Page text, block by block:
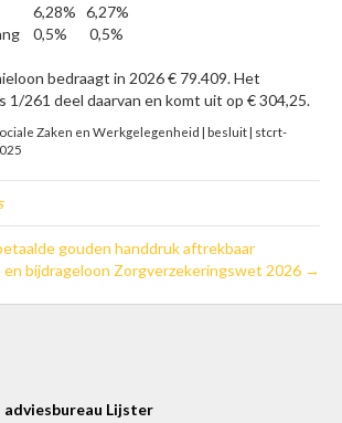
6,28% 6,27%
0,5% 0,5%
bedraagt in 2026 € 79.409. Het
1/261 deel daarvan en komt uit op € 304,25.
Zaken en Werkgelegenheid | besluit | stcrt-
gouden handdruk aftrekbaar
en bijdrageloon Zorgverzekeringswet 2026 →
Lijster